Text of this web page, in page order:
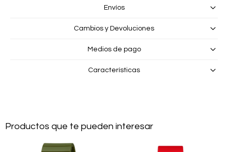
Envíos
Cambios y Devoluciones
Medios de pago
Características
Productos que te pueden interesar